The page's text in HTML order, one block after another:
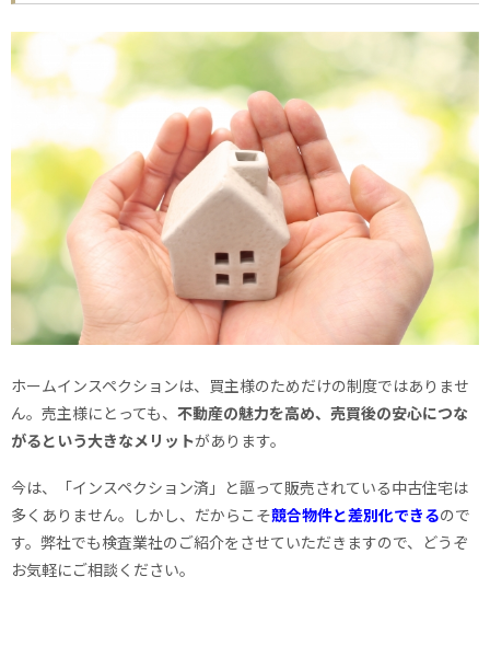
ホームインスペクションは、買主様のためだけの制度ではありませ
ん。売主様にとっても、 不動産の魅力を高め、売買後の安心につな
がるという大きなメリットがあります。
今は、「インスペクション済」と謳って販売されている中古住宅は
多くありません。しかし、だからこそ競合物件と差別化できるので
す。弊社でも検査業社のご紹介をさせていただきますので、どうぞ
お気軽にご相談ください。